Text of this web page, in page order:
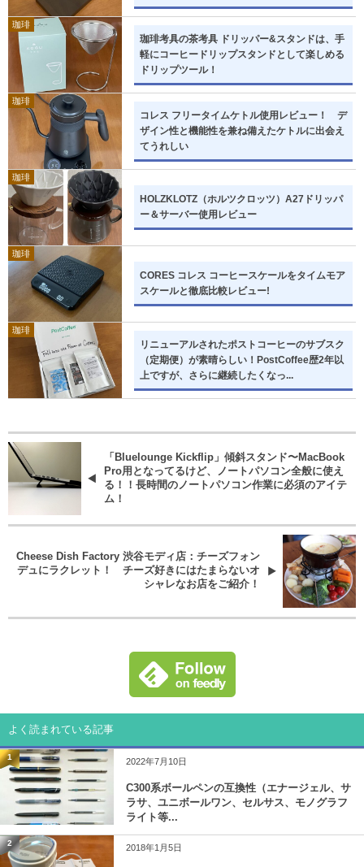
珈琲
珈琲考具の茶考具 ドリッパー&スタンドは、手
軽にコーヒードリップスタンドとして楽しめる
ドリップツール！
珈琲
コレス フリータイムケトル使用レビュー！ デ
ザイン性と機能性を兼ね備えたケトルに出会え
てうれしい
珈琲
HOLZKLOTZ（ホルツクロッツ）A27ドリッパ
ー＆サーバー使用レビュー
珈琲
CORES コレス コーヒースケールをタイムモア
スケールと徹底比較レビュー!
珈琲
リニューアルされたポストコーヒーのサブスク
（定期便）が素晴らしい！PostCoffee歴2年以
上ですが、さらに継続したくなっ...
「Bluelounge Kickflip」傾斜スタンド〜MacBook
Pro用となってるけど、ノートパソコン全般に使え
る！！長時間のノートパソコン作業に必須のアイテ
ム！
Cheese Dish Factory 渋谷モディ店：チーズフォン
デュにラクレット！ チーズ好きにはたまらないオ
シャレなお店をご紹介！
よく読まれている記事
1 2022年7月10日
C300系ボールペンの互換性（エナージェル、サ
ラサ、ユニボールワン、セルサス、モノグラフ
ライト等...
2 2018年1月5日